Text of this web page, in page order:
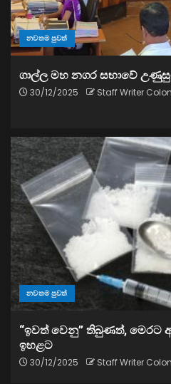
නවතම පුවත්
ගාල්ල මහ නගර සභාවේ
30/12/2025 Staff Writer
නවතම පුවත්
“ඉවත් වෙනු” තිබුණත්, මෙරට
ඉහළට
30/12/2025 Staff Writer